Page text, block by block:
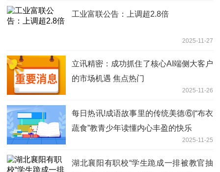
工业富联公告：上调超2.8倍
2025-11-27
立讯精密：成功抓住了核心AI端侧大客户
的市场机遇 焦点热门
2025-11-26
每日热讯!成语故事里的传统美德⑥|“布衣
蔬食”教青少年读懂内心丰盈的快乐
2025-11-25
湖北襄阳有职校“学生跪成一排被教官抽